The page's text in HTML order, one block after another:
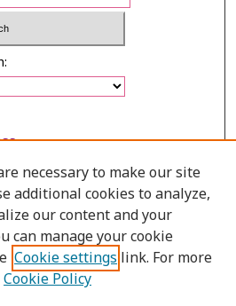
necessary to make our site
additional cookies to analyze,
our content and your
can manage your cookie
Cookie settings link. For more
Cookie Policy